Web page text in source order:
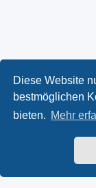
Diese Website
bestmöglichen
bieten. Mehr